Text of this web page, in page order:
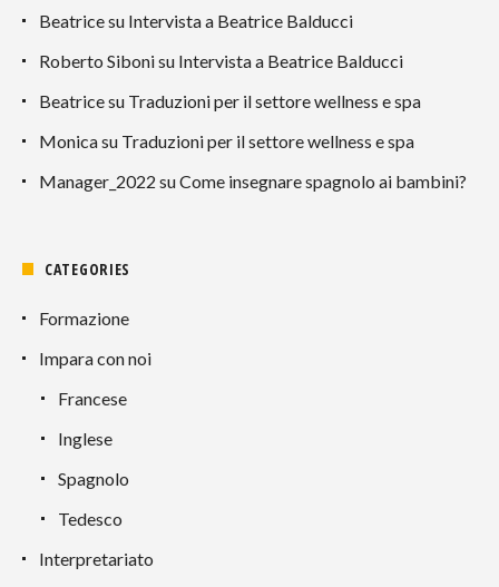
Beatricesu Intervista a Beatrice Balducci
Roberto Sibonisu Intervista a Beatrice Balducci
Beatricesu Traduzioni per il settore wellness e spa
Monicasu Traduzioni per il settore wellness e spa
Manager_2022 suCome insegnare spagnolo ai bambini?
CATEGORIES
Formazione
Impara con noi
Francese
Inglese
Spagnolo
Tedesco
Interpretariato